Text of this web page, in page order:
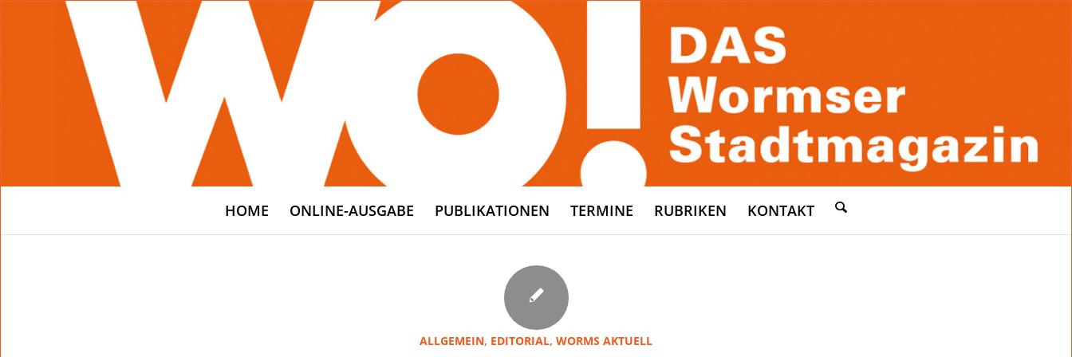
HOME ONLINE-AUSGABE PUBLIKATIONEN TERMINE RUBRIKEN KONTAKT
ALLGEMEIN, EDITORIAL, WORMS AKTUELL